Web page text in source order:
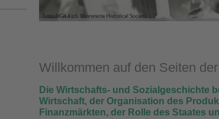
Willkommen auf den Seiten
Die Wirtschafts- und Sozialgeschichte
Wirtschaft, der Organisation des
Finanzmärkten, der Rolle des Staates